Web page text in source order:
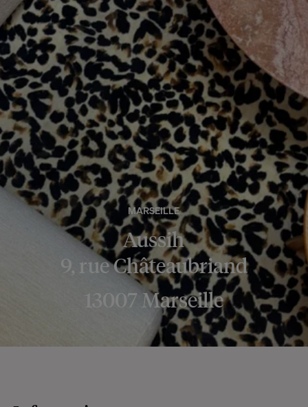
MARSEILLE
Aussih
9, rue Châteaubriand
13007 Marseille